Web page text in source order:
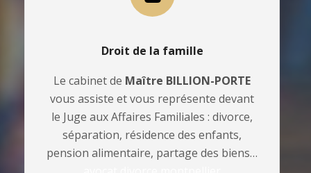
Droit de la famille
Le cabinet de Maître BILLION-PORTE
vous assiste et vous représente devant
le Juge aux Affaires Familiales : divorce,
séparation, résidence des enfants,
pension alimentaire, partage des biens…